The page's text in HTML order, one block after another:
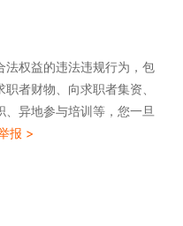
法权益的违法违规行为，包
者财物、向求职者集资、
异地参与培训等，您一旦
报 >